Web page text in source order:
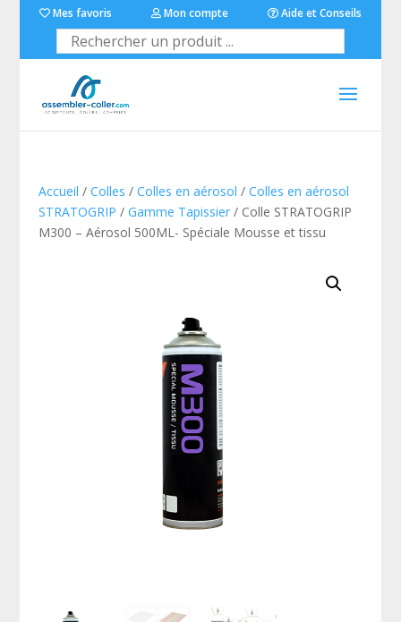
Mes favoris Mon compte Aide et Conseils
Accueil / Colles / Colles en aérosol / Colles en aérosol
STRATOGRIP / Gamme Tapissier/ Colle STRATOGRIP
M300 – Aérosol 500ML- Spéciale Mousse et tissu